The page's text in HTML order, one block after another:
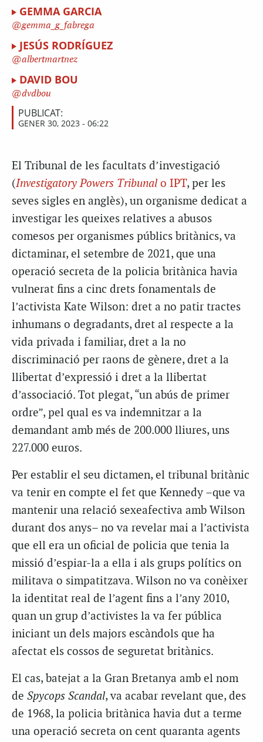
GEMMA GARCIA
gemma_g_fabrega
JESÚS RODRÍGUEZ
albertmartnez
DAVID BOU
dvdbou
PUBLICAT:
GENER 30, 2023 - 06:22
El Tribunal de les facultats d’investigació
(Investigatory Powers Tribunal o IPT, per les
seves sigles en anglès), un organisme dedicat a
investigar les queixes relatives a abusos
comesos per organismes públics britànics, va
dictaminar, el setembre de 2021, que una
operació secreta de la policia britànica havia
vulnerat fins a cinc drets fonamentals de
l’activista Kate Wilson: dret a no patir tractes
inhumans o degradants, dret al respecte a la
vida privada i familiar, dret a la no
discriminació per raons de gènere, dret a la
llibertat d’expressió i dret a la llibertat
d’associació. Tot plegat, “un abús de primer
ordre”, pel qual es va indemnitzar a la
demandant amb més de 200.000 lliures, uns
227.000 euros.
Per establir el seu dictamen, el tribunal britànic
va tenir en compte el fet que Kennedy –que va
mantenir una relació sexeafectiva amb Wilson
durant dos anys– no va revelar mai a l’activista
que ell era un oficial de policia que tenia la
missió d’espiar-la a ella i als grups polítics on
militava o simpatitzava. Wilson no va conèixer
la identitat real de l’agent fins a l’any 2010,
quan un grup d’activistes la va fer pública
iniciant un dels majors escàndols que ha
afectat els cossos de seguretat britànics.
El cas, batejat a la Gran Bretanya amb el nom
de Spycops Scandal, va acabar revelant que, des
de 1968, la policia britànica havia dut a terme
una operació secreta on cent quaranta agents